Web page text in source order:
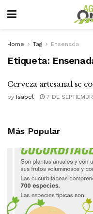
Home Tag Ensenada
Etiqueta:
Cerveza artesanal se
by Isabel 7 DE
Más Popular